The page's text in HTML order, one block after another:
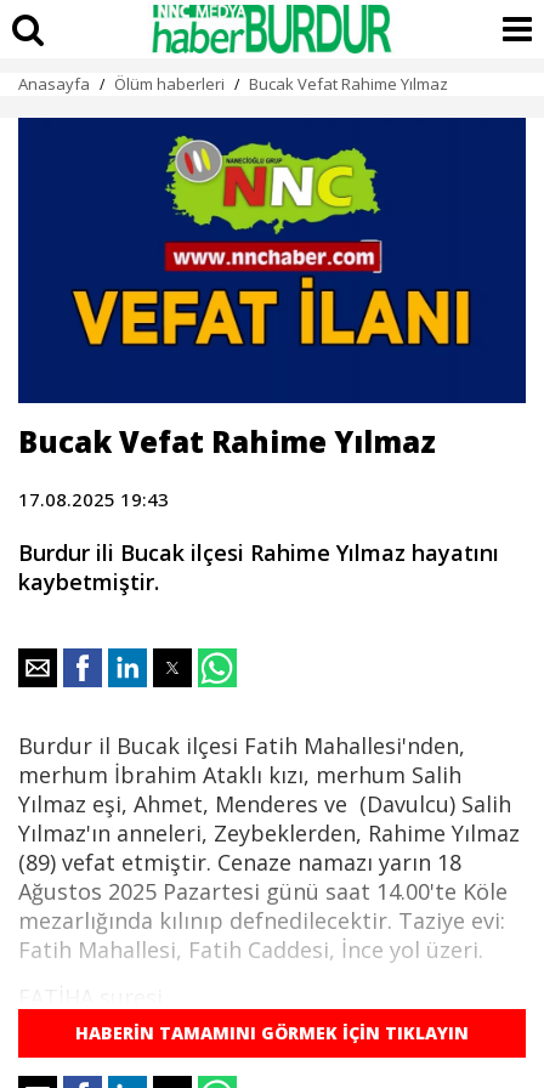
Anasayfa / Ölüm haberleri / Bucak Vefat Rahime Yılmaz
Bucak Vefat Rahime Yılmaz
17.08.2025 19:43
Burdur ili Bucak ilçesi Rahime Yılmaz hayatını
kaybetmiştir.
Burdur il Bucak ilçesi Fatih Mahallesi'nden,
merhum İbrahim Ataklı kızı, merhum Salih
Yılmaz eşi, Ahmet, Menderes ve (Davulcu) Salih
Yılmaz'ın anneleri, Zeybeklerden, Rahime Yılmaz
(89) vefat etmiştir. Cenaze namazı yarın 18
Ağustos 2025 Pazartesi günü saat 14.00'te Köle
mezarlığında kılınıp defnedilecektir. Taziye evi:
Fatih Mahallesi, Fatih Caddesi, İnce yol üzeri.
(Okunuşu)
‎1) بِسْمِ اللّٰهِ الرَّحْمٰنِ الرَّحيمِ
HABERİN TAMAMINI GÖRMEK İÇİN TIKLAYIN